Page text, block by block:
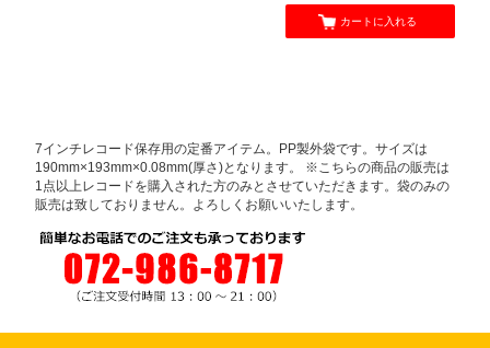
カートに入れる
7インチレコード保存用の定番アイテム。PP製外袋です。サイズは
190mm×193mm×0.08mm(厚さ)となります。 ※こちらの商品の販売は
1点以上レコードを購入された方のみとさせていただきます。袋のみの
販売は致しておりません。よろしくお願いいたします。